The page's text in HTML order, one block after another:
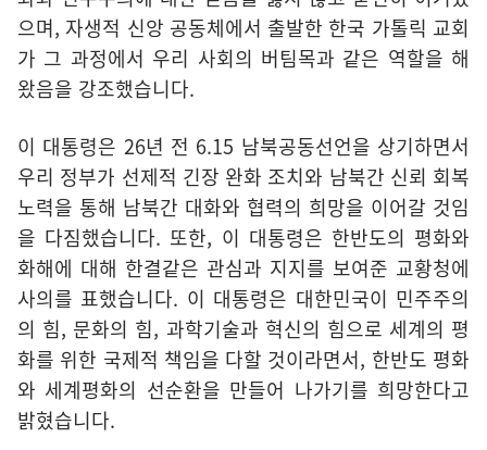
으며, 자생적 신앙 공동체에서 출발한 한국 가톨릭 교회
가 그 과정에서 우리 사회의 버팀목과 같은 역할을 해
왔음을 강조했습니다.
이 대통령은 26년 전 6.15 남북공동선언을 상기하면서
우리 정부가 선제적 긴장 완화 조치와 남북간 신뢰 회복
노력을 통해 남북간 대화와 협력의 희망을 이어갈 것임
을 다짐했습니다. 또한, 이 대통령은 한반도의 평화와
화해에 대해 한결같은 관심과 지지를 보여준 교황청에
사의를 표했습니다. 이 대통령은 대한민국이 민주주의
의 힘, 문화의 힘, 과학기술과 혁신의 힘으로 세계의 평
화를 위한 국제적 책임을 다할 것이라면서, 한반도 평화
와 세계평화의 선순환을 만들어 나가기를 희망한다고
밝혔습니다.